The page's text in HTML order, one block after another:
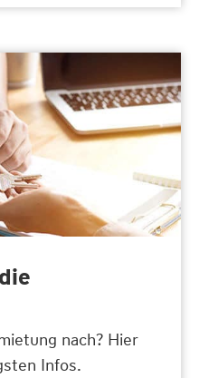
nach? Hier
Infos.